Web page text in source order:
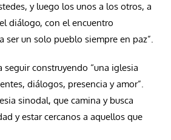
y luego los unos a los otros, a
diálogo, con el encuentro
ser un solo pueblo siempre en paz”.
seguir construyendo “una iglesia
diálogos, presencia y amor”.
sinodal, que camina y busca
y estar cercanos a aquellos que